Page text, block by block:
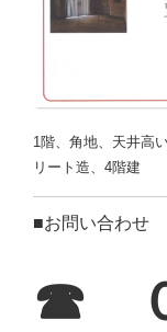
1階、角地、天井高
リート造、4階建
■お問い合わせ
☎ ０